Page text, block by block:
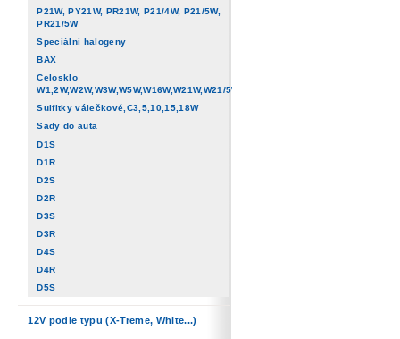
P21W, PY21W, PR21W, P21/4W, P21/5W,
PR21/5W
Speciální halogeny
BAX
Celosklo
W1,2W,W2W,W3W,W5W,W16W,W21W,W21/5W
Sulfitky válečkové,C3,5,10,15,18W
Sady do auta
D1S
D1R
D2S
D2R
D3S
D3R
D4S
D4R
D5S
12V podle typu (X-Treme, White...)